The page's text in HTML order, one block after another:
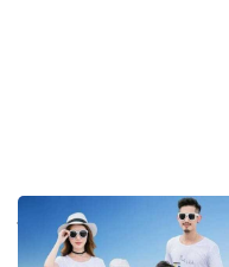
Đồng Phục Đi Biển 1